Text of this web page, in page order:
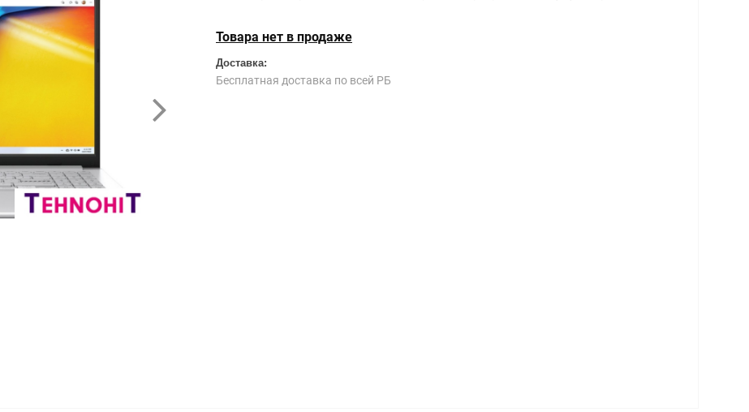
Товара нет в продаже
Доставка:
Бесплатная доставка по всей РБ